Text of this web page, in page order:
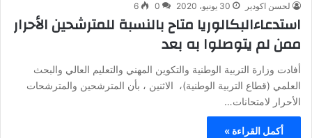
لحسن اكودير 30 يونيو، 2020 0
6
استدعاءالبكالوريا متاح بالنسبة للمترشحين الأحرار
ممن لم يتوصلوا به بعد
أفادت وزارة التربية الوطنية والتكوين المهني والتعليم العالي والبحث
العلمي (قطاع التربية الوطنية)، الاثنين ، بأن المترشحين والمترشحات
الأحرار لامتحانات…
أكمل القراءة »